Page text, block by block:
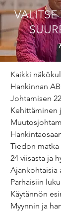
Kaikki
Hankinnan
Johtamisen
Kehittäminen
Tiedon
24 viisasta ja
Ajankohtaisia
Parhaisiin
Käytännön
Myynnin ja